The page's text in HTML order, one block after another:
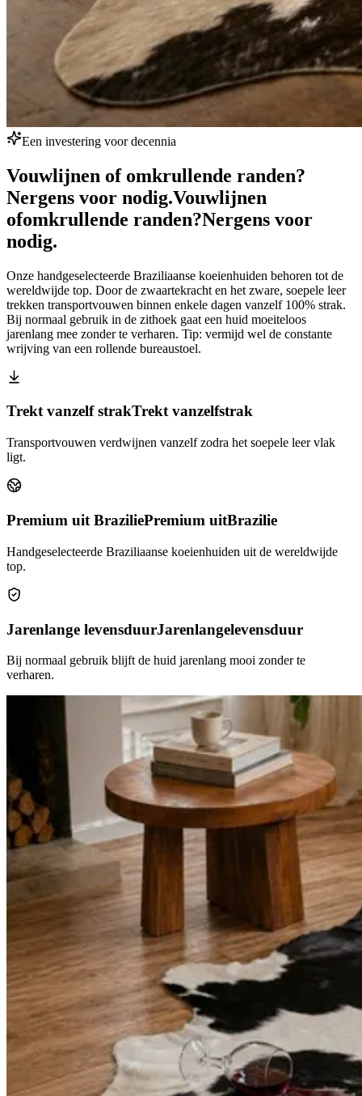
Een investering voor decennia
Vouwlijnen of omkrullende randen?
Nergens voor nodig.Vouwlijnen
ofomkrullende randen?Nergens voor
nodig.
Onze handgeselecteerde Braziliaanse koeienhuiden behoren tot de
wereldwijde top. Door de zwaartekracht en het zware, soepele leer
trekken transportvouwen binnen enkele dagen vanzelf 100% strak.
Bij normaal gebruik in de zithoek gaat een huid moeiteloos
jarenlang mee zonder te verharen. Tip: vermijd wel de constante
wrijving van een rollende bureaustoel.
Trekt vanzelf strakTrekt vanzelfstrak
Transportvouwen verdwijnen vanzelf zodra het soepele leer vlak
ligt.
Premium uit BraziliePremium uitBrazilie
Handgeselecteerde Braziliaanse koeienhuiden uit de wereldwijde
top.
Jarenlange levensduurJarenlangelevensduur
Bij normaal gebruik blijft de huid jarenlang mooi zonder te
verharen.